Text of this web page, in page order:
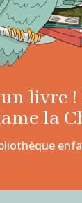
livre !
la